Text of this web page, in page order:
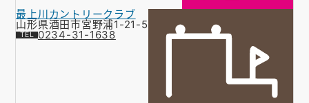
最上川カントリークラブ
山形県酒田市宮野浦1-21-5
0234-31-1638